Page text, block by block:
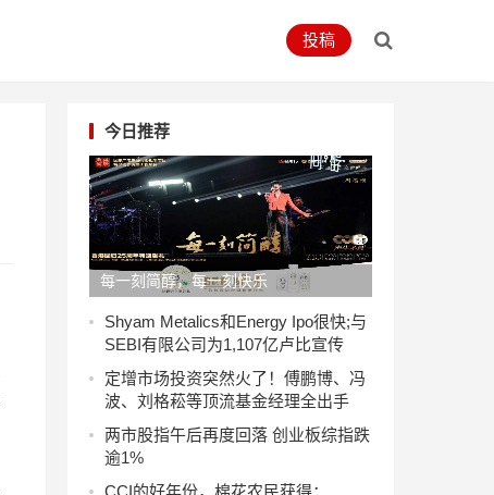
投稿
今日推荐
每一刻简醇，每一刻快乐
Shyam Metalics和Energy Ipo很快;与
SEBI有限公司为1,107亿卢比宣传
定增市场投资突然火了！傅鹏博、冯
波、刘格菘等顶流基金经理全出手
两市股指午后再度回落 创业板综指跌
逾1%
CCI的好年份，棉花农民获得：